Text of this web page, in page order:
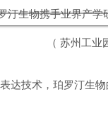
（ 苏州工业
达技术，珀罗汀生